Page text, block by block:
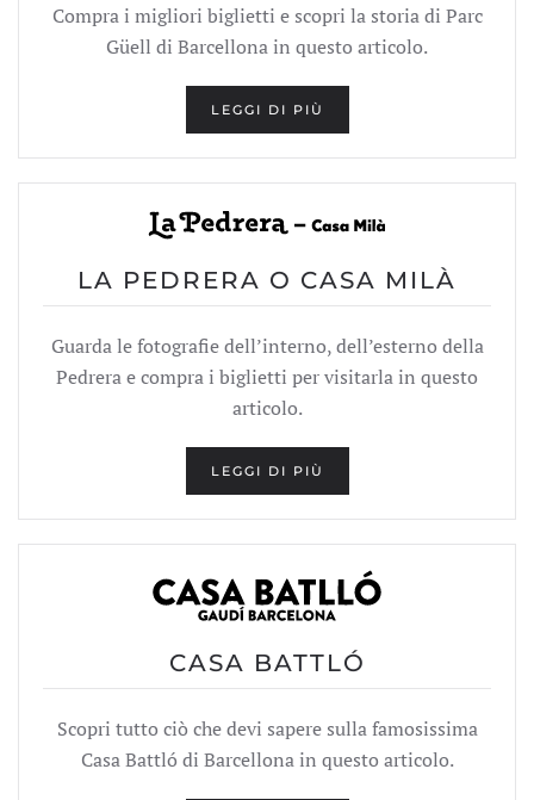
Compra i migliori biglietti e scopri la storia di Parc
Güell di Barcellona in questo articolo.
LEGGI DI PIÙ
LA PEDRERA O CASA MILÀ
Guarda le fotografie dell’interno, dell’esterno della
Pedrera e compra i biglietti per visitarla in questo
articolo.
LEGGI DI PIÙ
CASA BATTLÓ
Scopri tutto ciò che devi sapere sulla famosissima
Casa Battló di Barcellona in questo articolo.